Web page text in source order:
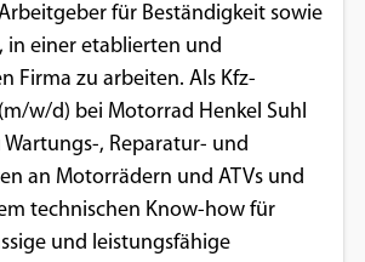
für Beständigkeit sowie
in einer etablierten und
Firma zu arbeiten. Als Kfz-
w/d) bei Motorrad Henkel Suhl
, Reparatur- und
an Motorrädern und ATVs und
technischen Know-how für
und leistungsfähige